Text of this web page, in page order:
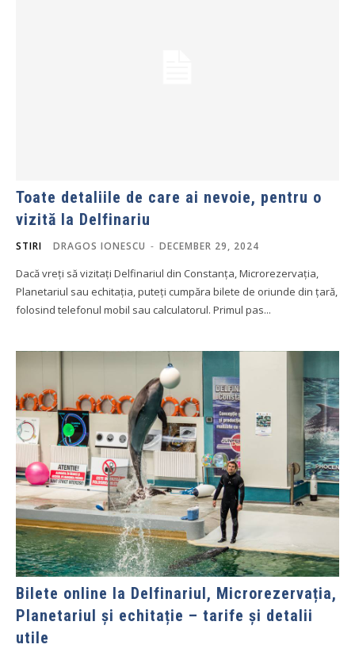
Toate detaliile de care ai nevoie, pentru o
vizită la Delfinariu
STIRI DRAGOS IONESCU - DECEMBER 29, 2024
Dacă vreți să vizitați Delfinariul din Constanța, Microrezervația,
Planetariul sau echitația, puteți cumpăra bilete de oriunde din țară,
folosind telefonul mobil sau calculatorul. Primul pas...
Bilete online la Delfinariul, Microrezervația,
Planetariul și echitație – tarife și detalii
utile